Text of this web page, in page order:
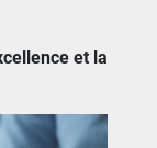
et la